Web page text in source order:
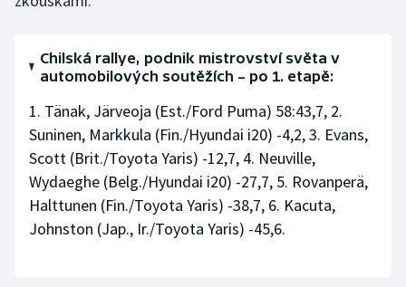
Judo
Krasobruslení
Lyže a snowboard
Moderní pětiboj
Chilská rallye, podnik mistrovství světa v
automobilových soutěžích – po 1. etapě:
1. Tänak, Järveoja (Est./Ford Puma) 58:43,7, 2.
Suninen, Markkula (Fin./Hyundai i20) -4,2, 3. Evans,
Scott (Brit./Toyota Yaris) -12,7, 4. Neuville,
Wydaeghe (Belg./Hyundai i20) -27,7, 5. Rovanperä,
Halttunen (Fin./Toyota Yaris) -38,7, 6. Kacuta,
Johnston (Jap., Ir./Toyota Yaris) -45,6.